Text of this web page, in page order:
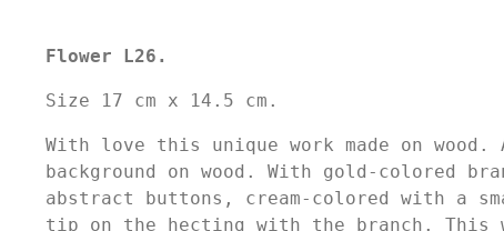
Flower L26.
Size 17 cm x 14.5 cm.
With love this unique work made on wood.
background on wood. With gold-colored
abstract buttons, cream-colored with a
tip on the hecting with the branch. This